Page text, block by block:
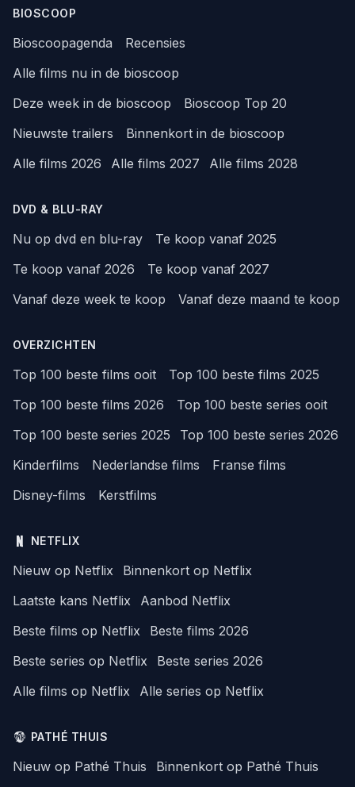
BIOSCOOP
Bioscoopagenda
Recensies
Alle films nu in de bioscoop
Deze week in de bioscoop
Bioscoop Top 20
Nieuwste trailers
Binnenkort in de bioscoop
Alle films 2026
Alle films 2027 Alle films 2028
DVD & BLU-RAY
Nu op dvd en blu-ray
Te koop vanaf 2025
Te koop vanaf 2026
Te koop vanaf 2027
Vanaf deze week te koop
Vanaf deze maand te koop
OVERZICHTEN
Top 100 beste films ooit
Top 100 beste films 2025
Top 100 beste films 2026
Top 100 beste series ooit
Top 100 beste series 2025
Top 100 beste series 2026
Kinderfilms
Nederlandse films
Franse films
Disney-films
Kerstfilms
NETFLIX
Nieuw op Netflix
Binnenkort op Netflix
Laatste kans Netflix
Aanbod Netflix
Beste films op Netflix
Beste films 2026
Beste series op Netflix
Beste series 2026
Alle films op Netflix
Alle series op Netflix
PATHÉ THUIS
Nieuw op Pathé Thuis
Binnenkort op Pathé Thuis